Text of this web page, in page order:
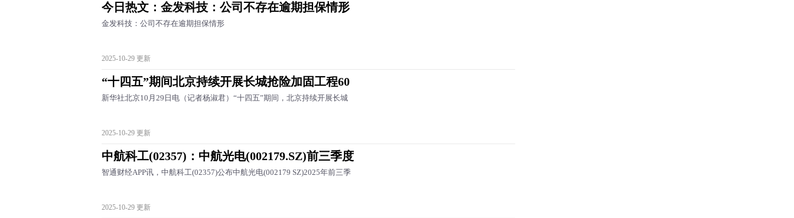
今日热文：金发科技：公司不存在逾期担保情形
金发科技：公司不存在逾期担保情形
2025-10-29 更新
“十四五”期间北京持续开展长城抢险加固工程60
新华社北京10月29日电（记者杨淑君）“十四五”期间，北京持续开展长城
2025-10-29 更新
中航科工(02357)：中航光电(002179.SZ)前三季度
智通财经APP讯，中航科工(02357)公布中航光电(002179 SZ)2025年前三季
2025-10-29 更新